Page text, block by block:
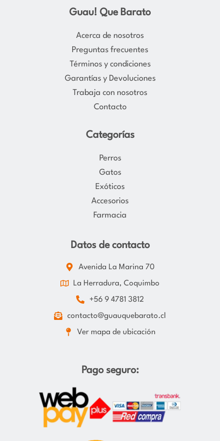
s
t
a
r
a
m
c
e
b
o
k
Guau! Que Barato
Acerca de nosotros
Preguntas frecuentes
Términos y condiciones
Garantías y Devoluciones
Trabaja con nosotros
Contacto
Categorías
Perros
Gatos
Exóticos
Accesorios
Farmacia
Datos de contacto
Avenida La Marina 70
La Herradura, Coquimbo
+56 9 4781 3812
contacto@guauquebarato.cl
Ver mapa de ubicación
Pago seguro: